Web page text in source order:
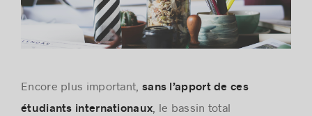
Encore plus important, sans l’apport de ces
étudiants internationaux , le bassin total